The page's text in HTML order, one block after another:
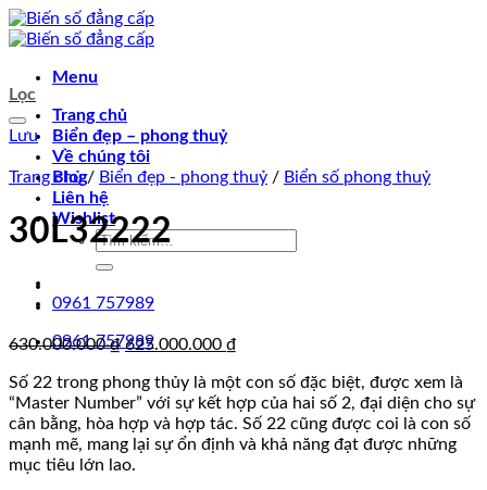
Chuyển
đến
dung
Menu
Trang chủ
Biển đẹp – phong thuỷ
Về chúng tôi
Blog
Liên hệ
Wishlist
Tìm
0961 757989
0961 757989
Lọc
Lưu
Trang chủ / Biển đẹp - phong thuỷ / Biển số phong thuỷ
30L32222
630.000.000₫ Giá
là:
630.000.000 ₫.
625.000.000 ₫
tại
là:
625.000.000 ₫.
Số 22 trong phong thủy là một con số đặc biệt, được xem là
“Master Number” với sự kết hợp của hai số 2, đại diện cho sự
cân bằng, hòa hợp và hợp tác. Số 22 cũng được coi là con số
mạnh mẽ, mang lại sự ổn định và khả năng đạt được những
mục tiêu lớn lao.